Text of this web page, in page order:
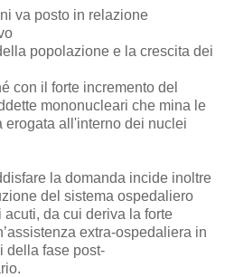
va posto in relazione
popolazione e la crescita dei
con il forte incremento del
mononucleari che mina le
erogata all'interno dei nuclei
la domanda incide inoltre
del sistema ospedaliero
acuti, da cui deriva la forte
extra-ospedaliera in
della fase post-